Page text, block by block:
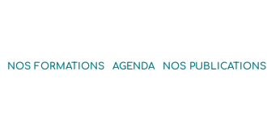
NOS FORMATIONS AGENDA NOS PUBLICATIONS